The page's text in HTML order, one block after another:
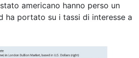
americano hanno perso un
ha portato su i tassi di interesse a